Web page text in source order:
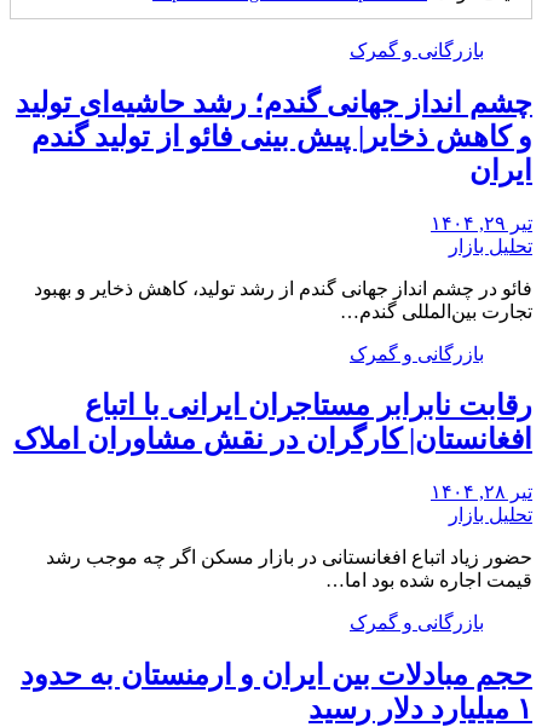
بازرگانی و گمرک
چشم‌ انداز جهانی گندم؛ رشد حاشیه‌ای تولید
و کاهش ذخایر| پیش بینی فائو از تولید گندم
ایران
تیر ۲۹, ۱۴۰۴
تحلیل بازار
فائو در چشم انداز جهانی گندم از رشد تولید، کاهش ذخایر و بهبود
تجارت بین‌المللی گندم…
بازرگانی و گمرک
رقابت نابرابر مستاجران ایرانی با اتباع
افغانستان| کارگران در نقش مشاوران املاک
تیر ۲۸, ۱۴۰۴
تحلیل بازار
حضور زیاد اتباع افغانستانی در بازار مسکن اگر چه موجب رشد
قیمت اجاره شده بود اما…
بازرگانی و گمرک
حجم مبادلات بین ایران و ارمنستان به حدود
۱ میلیارد دلار رسید